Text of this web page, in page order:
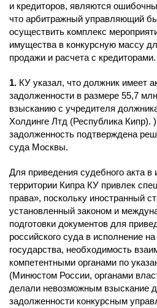
и кредиторов, являются
что арбитражный управляющий
осуществить комплекс
имущества в конкурсную массу
продажи и расчета с кредиторами.
1. КУ указал, что должник имеет
задолженности в размере 55,7
взысканию с учредителя
Холдинге Лтд (Республика Кипр).
задолженность подтверждена
суда Москвы.
Для приведения судебного акта в
территории Кипра КУ привлек
права», поскольку иностранный
установленный законом и
подготовки документов для
российского суда в исполнение
государства, необходимость
компетентными органами по
(Минюстом России, органами
делали невозможным взыскание
задолженности конкурсным